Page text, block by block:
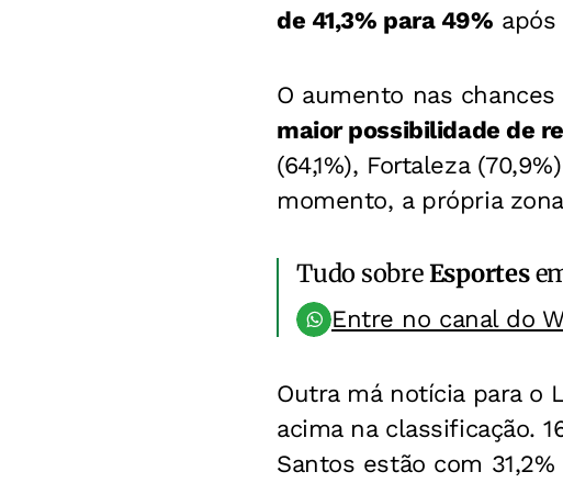
de 41,3% para 49%
O aumento nas
maior possibilidade de
(64,1%), Fortaleza
momento, a própria
Tudo sobreEsportes
Entre no canal do
Outra má notícia para o
acima na classificação.
Santos estão com